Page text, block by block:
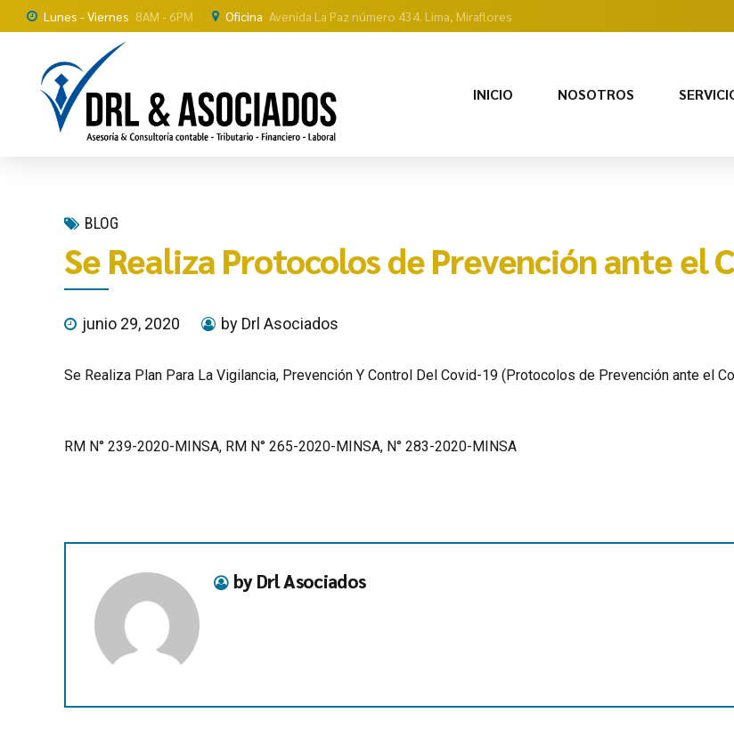
Lunes - Viernes 8AM - 6PM Oficina Avenida La Paz número 434. Lima, Miraflores
INICIO NOSOTROS
BLOG
Se Realiza Protocolos de Prevención ante el
junio 29, 2020 by Drl Asociados
Se Realiza Plan Para La Vigilancia, Prevención Y Control Del Covid-19 (Protocolos de Prevención ante el
RM N° 239-2020-MINSA, RM N° 265-2020-MINSA, N° 283-2020-MINSA
by Drl Asociados